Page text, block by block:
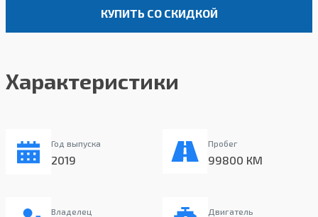
КУПИТЬ СО СКИДКОЙ
Характеристики
Год выпуска
2019
Пробег
99800 КМ
Владелец Двигатель